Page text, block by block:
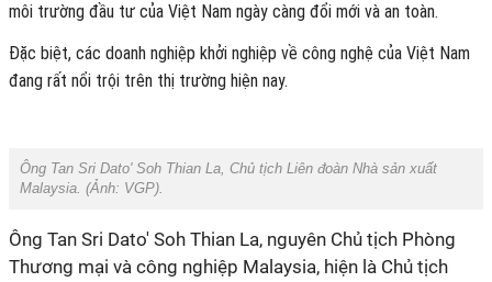
môi trường đầu tư của Việt Nam ngày càng đổi mới và an toàn.
Đặc biệt, các doanh nghiệp khởi nghiệp về công nghệ của Việt Nam
đang rất nổi trội trên thị trường hiện nay.
Ông Tan Sri Dato' Soh Thian La, Chủ tịch Liên đoàn Nhà sản xuất
Malaysia. (Ảnh: VGP).
Ông Tan Sri Dato' Soh Thian La, nguyên Chủ tịch Phòng
Thương mại và công nghiệp Malaysia, hiện là Chủ tịch